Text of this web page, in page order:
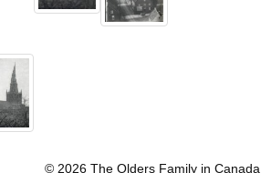
© 2026 The Olders Family in